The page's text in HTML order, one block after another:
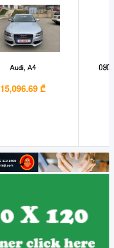
Audi, A4
15,096.69 ₾